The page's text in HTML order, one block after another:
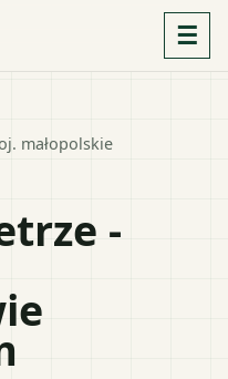
☰
małopolskie
-